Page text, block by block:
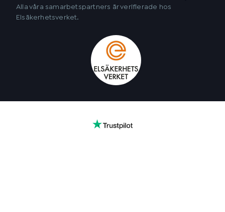
Alla våra samarbetspartners är verifierade hos
Elsäkerhetsverket.